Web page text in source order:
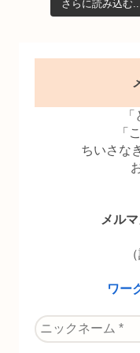
さらに読み込む
「
ちいさな
メル
ワー